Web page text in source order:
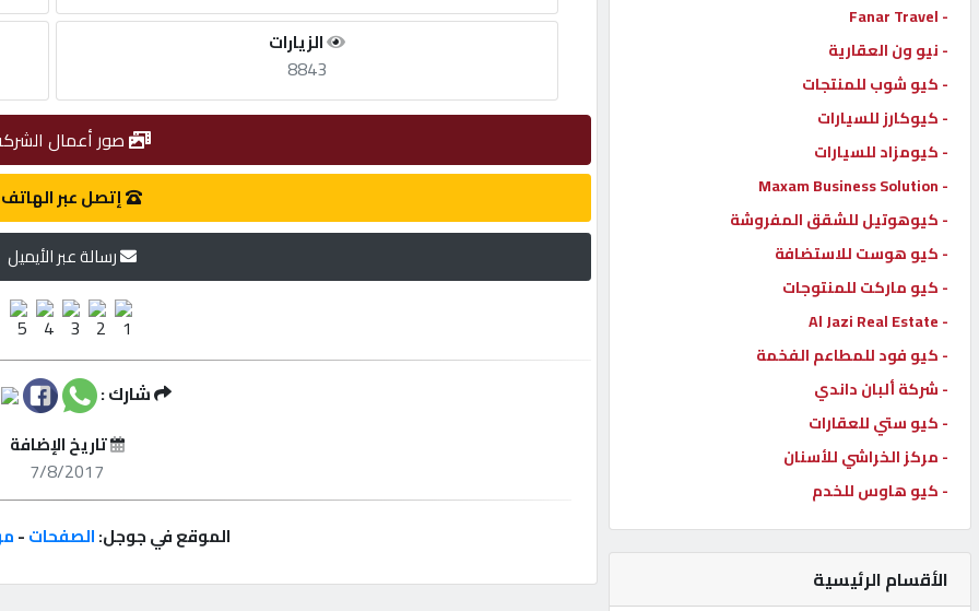
إتصل
بنا
إعلانات
المنتدى
كيو
مزاد
كيو
نمبر
كيو
كارز
- Fanar Travel
- نيو ون العقارية
- كيو شوب للمنتجات
- كيوكارز للسيارات
- كيومزاد للسيارات
- Maxam Business Solution
- كيوهوتيل للشقق المفروشة
- كيو هوست للاستضافة
- كيو ماركت للمنتوجات
- Al Jazi Real Estate
- كيو فود للمطاعم الفخمة
- شركة ألبان داندي
- كيو ستي للعقارات
- مركز الخراشي للأسنان
- كيو هاوس للخدم
الأقسام الرئيسية
الزيارات
8843
صور أعمال
إتصل عبر الهاتف
رسالة عبر الأيميل
شارك :
تاريخ الإضافة
7/8/2017
الموقع في جوجل:الصفحات-